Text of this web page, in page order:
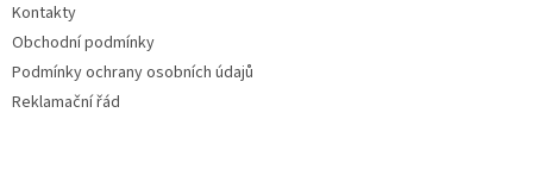
Kontakty
Obchodní podmínky
Podmínky ochrany osobních údajů
Reklamační řád